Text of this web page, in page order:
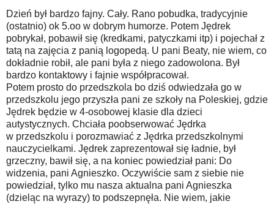
Dzień był bardzo fajny. Cały. Rano pobudka, tradycyjnie
(ostatnio) ok 5.oo w dobrym humorze. Potem Jędrek
pobrykał, pobawił się (kredkami, patyczkami itp) i pojechał z
tatą na zajęcia z panią logopedą. U pani Beaty, nie wiem, co
dokładnie robił, ale pani była z niego zadowolona. Był
bardzo kontaktowy i fajnie współpracował.
Potem prosto do przedszkola bo dziś odwiedzała go w
przedszkolu jego przyszła pani ze szkoły na Poleskiej, gdzie
Jędrek będzie w 4-osobowej klasie dla dzieci
autystycznych. Chciała poobserwować Jędrka
w przedszkolu i porozmawiać z Jędrka przedszkolnymi
nauczycielkami. Jędrek zaprezentował się ładnie, był
grzeczny, bawił się, a na koniec powiedział pani: Do
widzenia, pani Agnieszko. Oczywiście sam z siebie nie
powiedział, tylko mu nasza aktualna pani Agnieszka
(dzieląc na wyrazy) to podszepnęła. Nie wiem, jakie